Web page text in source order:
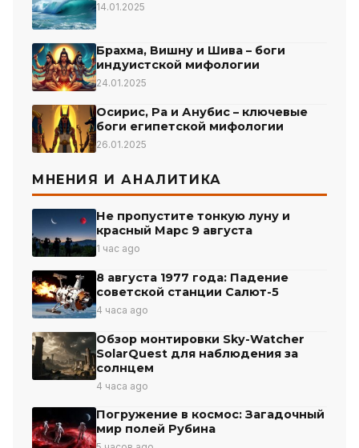
14.01.2025
Брахма, Вишну и Шива – боги
индуистской мифологии
24.01.2025
Осирис, Ра и Анубис – ключевые
боги египетской мифологии
26.01.2025
МНЕНИЯ И АНАЛИТИКА
Не пропустите тонкую луну и
красный Марс 9 августа
1 час ago
8 августа 1977 года: Падение
советской станции Салют-5
4 часа ago
Обзор монтировки Sky-Watcher
SolarQuest для наблюдения за
солнцем
4 часа ago
Погружение в космос: Загадочный
мир полей Рубина